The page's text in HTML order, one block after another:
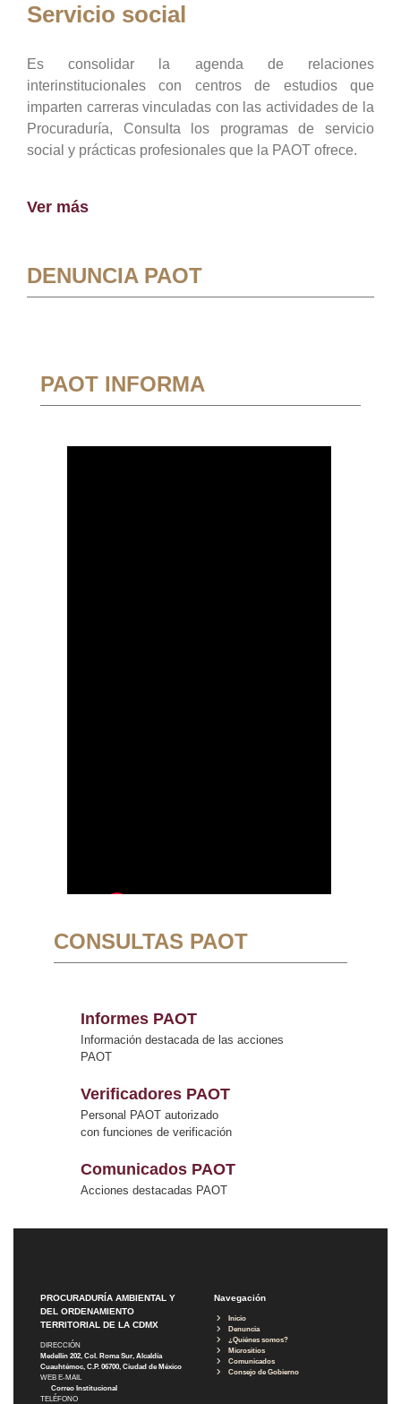
Servicio social
Es consolidar la agenda de relaciones
interinstitucionales con centros de estudios que
imparten carreras vinculadas con las actividades de la
Procuraduría, Consulta los programas de servicio
social y prácticas profesionales que la PAOT ofrece.
Ver más
DENUNCIA PAOT
PAOT INFORMA
CONSULTAS PAOT
Informes PAOT
Información destacada de las acciones
PAOT
Verificadores PAOT
Personal PAOT autorizado
con funciones de verificación
Comunicados PAOT
Acciones destacadas PAOT
PROCURADURÍA AMBIENTAL Y
DEL ORDENAMIENTO
TERRITORIAL DE LA CDMX
DIRECCIÓN
Medellín 202, Col. Roma Sur, Alcaldía
Cuauhtémoc, C.P. 06700, Ciudad de México
WEB E-MAIL
Correo Institucional
TELÉFONO
Navegación
Inicio
Denuncia
¿Quiénes somos?
Micrositios
Comunicados
Consejo de Gobierno